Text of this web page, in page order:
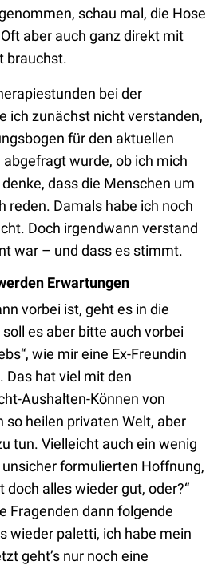
schau mal, die Hose
aber auch ganz direkt mit
brauchst.
bei der
ich zunächst nicht verstanden,
für den aktuellen
wurde, ob ich mich
dass die Menschen um
reden. Damals habe ich noch
Doch irgendwann verstand
war – und dass es stimmt.
Erwartungen
vorbei ist, geht es in die
es aber bitte auch vorbei
wie mir eine Ex-Freundin
Das hat viel mit den
Aushalten-Können von
so heilen privaten Welt, aber
tun. Vielleicht auch ein wenig
formulierten Hoffnung,
doch alles wieder gut, oder?“
Fragenden dann folgende
wieder paletti, ich habe mein
geht’s nur noch eine